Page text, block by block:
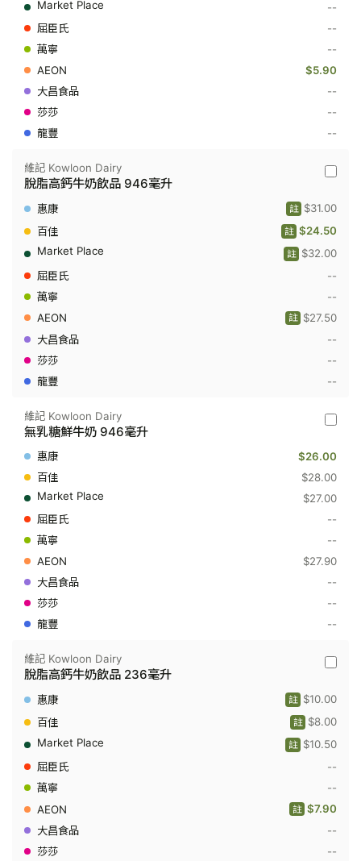
纖
低
牛
品
毫
--
--
--
$5.90
--
--
--
維
Dairy
-
脂
鈣
飲
946
維記 Kowloon Dairy
脫脂高鈣牛奶飲品 946毫升
$31.00
註
$24.50
註
$32.00
註
--
--
$27.50
註
--
--
--
維
Dairy
-
乳
牛
946
毫
維記 Kowloon Dairy
無乳糖鮮牛奶 946毫升
$26.00
$28.00
$27.00
--
--
$27.90
--
--
--
維
Dairy
-
脂
鈣
飲
236
維記 Kowloon Dairy
脫脂高鈣牛奶飲品 236毫升
$10.00
註
$8.00
註
$10.50
註
--
--
$7.90
註
--
--